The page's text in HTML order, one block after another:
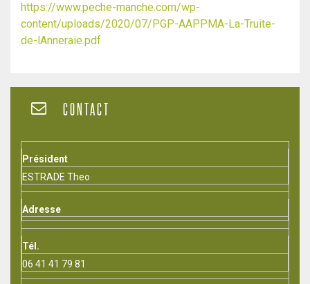
https://www.peche-manche.com/wp-
content/uploads/2020/07/PGP-AAPPMA-La-Truite-
de-lAnneraie.pdf
CONTACT
Président
ESTRADE Theo
Adresse
Tél.
06 41 41 79 81